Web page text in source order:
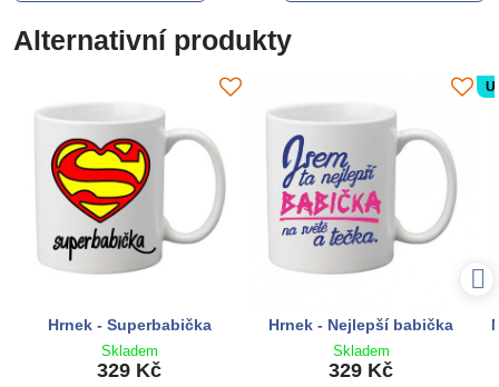
Alternativní produkty
Hrnek - Superbabička
Skladem
329 Kč
Hrnek - Nejlepší babička
Skladem
329 Kč